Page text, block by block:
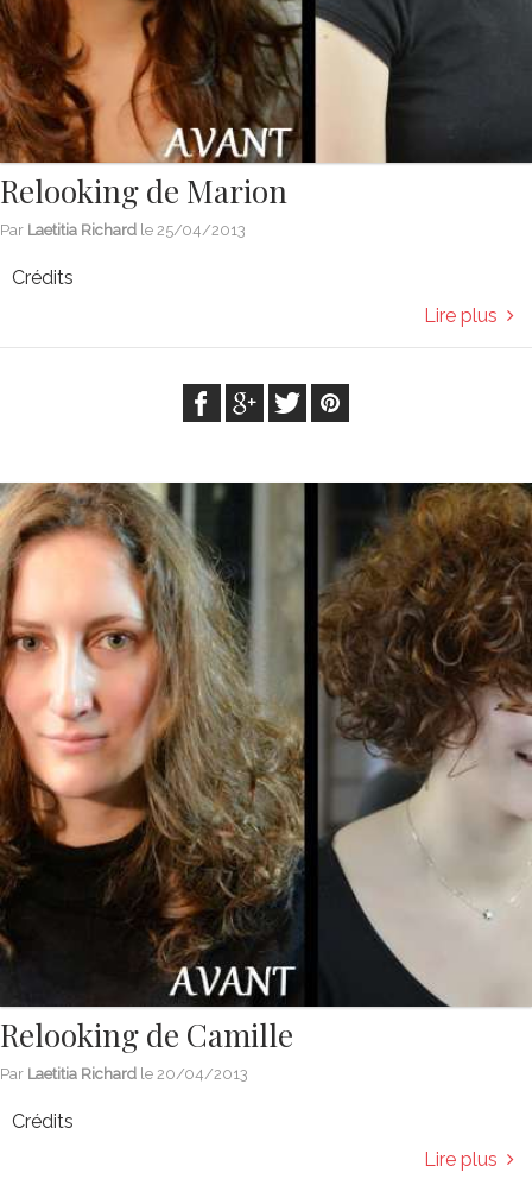
Relooking de Marion
Par Laetitia Richard le 25/04/2013
Crédits
Lire plus
Relooking de Camille
Par Laetitia Richard le 20/04/2013
Crédits
Lire plus